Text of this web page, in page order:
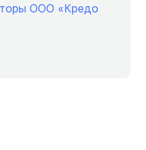
ООО «Кредо